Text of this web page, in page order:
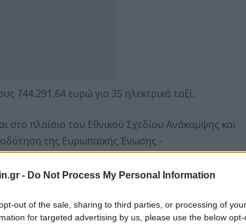
- Do Not Process My Personal Information
out of the sale, sharing to third parties, or processing of
for targeted advertising by us, please use the below
744.291,64 ευρώ για 35 ηλεκτρικά ταξί.
στο πλαίσιο του Εθνικού Σχεδίου Ανάκαμψης και
της Ευρωπαϊκής Ένωσης -